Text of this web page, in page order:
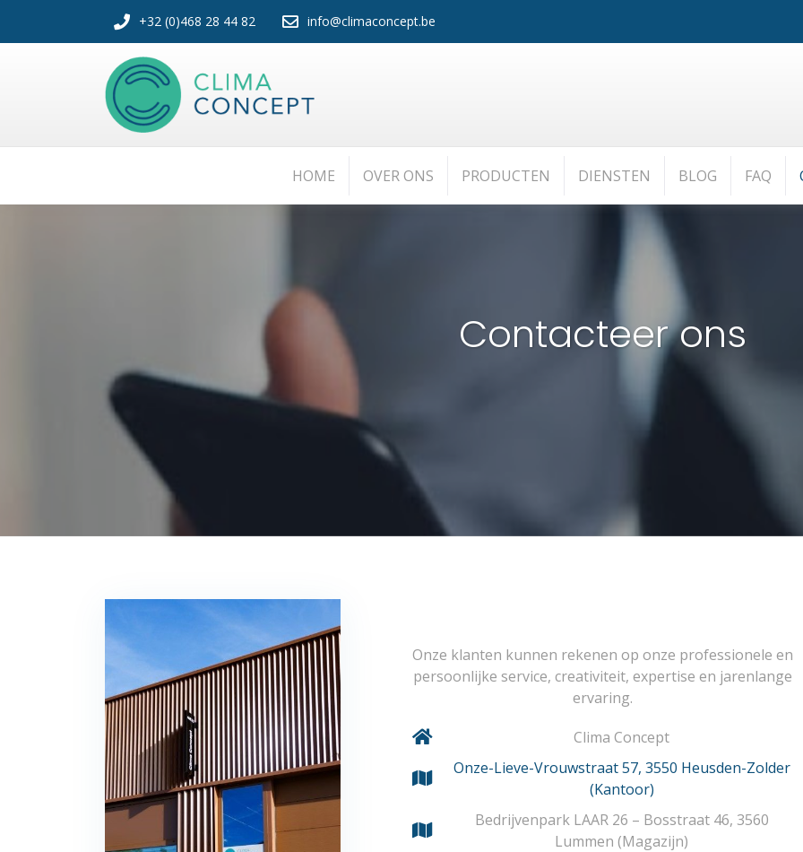
+32 (0)468 28 44 82 info@climaconcept.be
HOME OVER ONS PRODUCTEN DIENSTEN BLOG FAQ
Contacteer ons
Onze klanten kunnen rekenen op onze professionele en
persoonlijke service, creativiteit, expertise en jarenlange
ervaring.
Clima Concept
Onze-Lieve-Vrouwstraat 57, 3550 Heusden-Zolder
(Kantoor)
Bedrijvenpark LAAR 26 – Bosstraat 46, 3560
Lummen (Magazijn)